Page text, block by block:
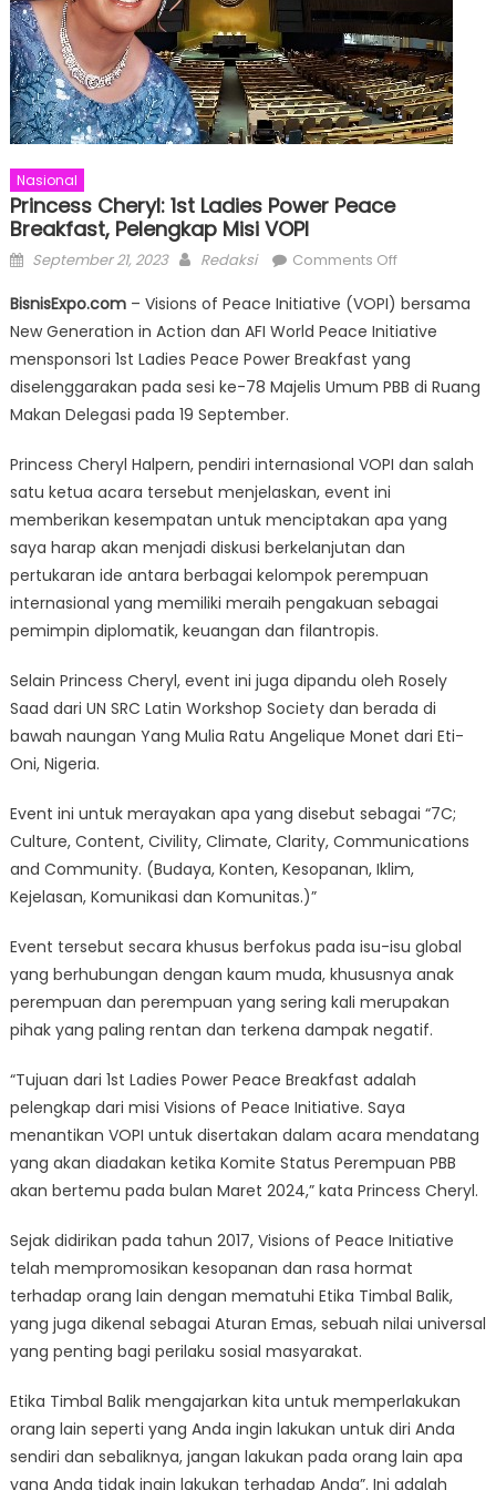
Nasional
Princess Cheryl: 1st Ladies Power Peace
Breakfast, Pelengkap Misi VOPI
Posted
September 21, 2023 Author
Redaksi Comments Offon
Cheryl:
1st
Ladies
Power
Pelengkap
VOPI
BisnisExpo.com– Visions of Peace Initiative (VOPI) bersama
New Generation in Action dan AFI World Peace Initiative
mensponsori 1st Ladies Peace Power Breakfast yang
diselenggarakan pada sesi ke-78 Majelis Umum PBB di Ruang
Makan Delegasi pada 19 September.
Princess Cheryl Halpern, pendiri internasional VOPI dan salah
satu ketua acara tersebut menjelaskan, event ini
memberikan kesempatan untuk menciptakan apa yang
saya harap akan menjadi diskusi berkelanjutan dan
pertukaran ide antara berbagai kelompok perempuan
internasional yang memiliki meraih pengakuan sebagai
pemimpin diplomatik, keuangan dan filantropis.
Selain Princess Cheryl, event ini juga dipandu oleh Rosely
Saad dari UN SRC Latin Workshop Society dan berada di
bawah naungan Yang Mulia Ratu Angelique Monet dari Eti-
Oni, Nigeria.
Event ini untuk merayakan apa yang disebut sebagai “7C;
Culture, Content, Civility, Climate, Clarity, Communications
and Community. (Budaya, Konten, Kesopanan, Iklim,
Kejelasan, Komunikasi dan Komunitas.)”
Event tersebut secara khusus berfokus pada isu-isu global
yang berhubungan dengan kaum muda, khususnya anak
perempuan dan perempuan yang sering kali merupakan
pihak yang paling rentan dan terkena dampak negatif.
“Tujuan dari 1st Ladies Power Peace Breakfast adalah
pelengkap dari misi Visions of Peace Initiative. Saya
menantikan VOPI untuk disertakan dalam acara mendatang
yang akan diadakan ketika Komite Status Perempuan PBB
akan bertemu pada bulan Maret 2024,” kata Princess Cheryl.
Sejak didirikan pada tahun 2017, Visions of Peace Initiative
telah mempromosikan kesopanan dan rasa hormat
terhadap orang lain dengan mematuhi Etika Timbal Balik,
yang juga dikenal sebagai Aturan Emas, sebuah nilai universal
yang penting bagi perilaku sosial masyarakat.
Etika Timbal Balik mengajarkan kita untuk memperlakukan
orang lain seperti yang Anda ingin lakukan untuk diri Anda
sendiri dan sebaliknya, jangan lakukan pada orang lain apa
yang Anda tidak ingin lakukan terhadap Anda”. Ini adalah